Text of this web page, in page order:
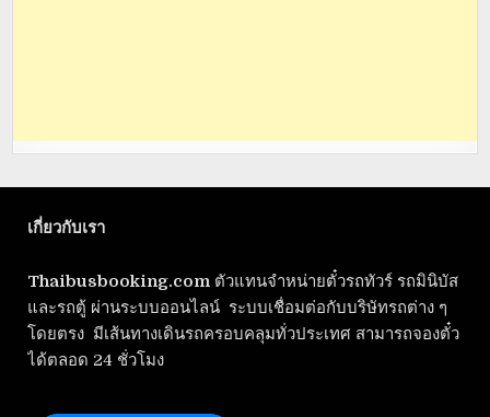
เกี่ยวกับเรา
Thaibusbooking.com ตัวแทนจำหน่ายตั๋วรถทัวร์ รถมินิบัส
และรถตู้ ผ่านระบบออนไลน์ ระบบเชื่อมต่อกับบริษัทรถต่าง ๆ
โดยตรง มีเส้นทางเดินรถครอบคลุมทั่วประเทศ สามารถจองตั๋ว
ได้ตลอด 24 ชั่วโมง